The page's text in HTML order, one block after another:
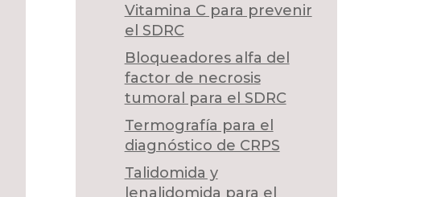
Vitamina C para prevenir
el SDRC
Bloqueadores alfa del
factor de necrosis
tumoral para el SDRC
Termografía para el
diagnóstico de CRPS
Talidomida y
lenalidomida para el